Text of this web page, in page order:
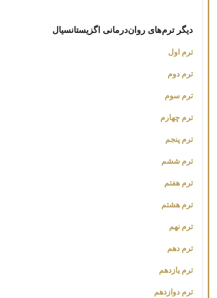
دیگر ترم‌های روان‌درمانی اگزیستانسیال
ترم اول
ترم دوم
ترم سوم
ترم چهارم
ترم پنجم
ترم ششم
ترم هفتم
ترم هشتم
ترم نهم
ترم دهم
ترم یازدهم
ترم دوازدهم